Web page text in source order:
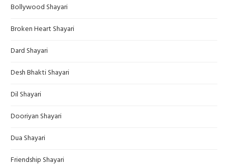
Bollywood Shayari
Broken Heart Shayari
Dard Shayari
Desh Bhakti Shayari
Dil Shayari
Dooriyan Shayari
Dua Shayari
Friendship Shayari